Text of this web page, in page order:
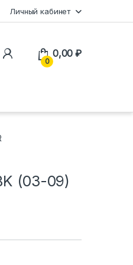
Личный кабинет
0
0,00₽
(03-09)